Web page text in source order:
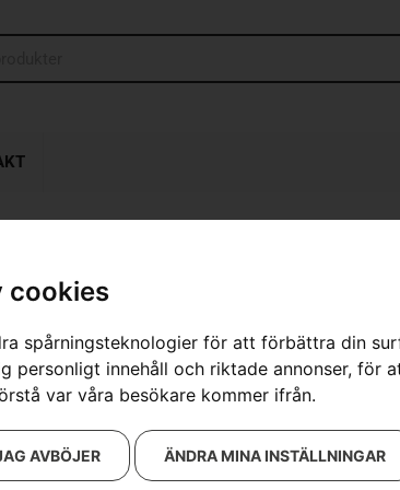
cookies
spårningsteknologier för att förbättra din
personligt innehåll och riktade annonser, för
var våra besökare kommer ifrån.
AVBÖJER ÄNDRA MINA INSTÄLLNINGAR
Artikelnummer:
970529401
Kategorier:
Snöslungor ,
Varumärken :Husqvarna
38 900kr